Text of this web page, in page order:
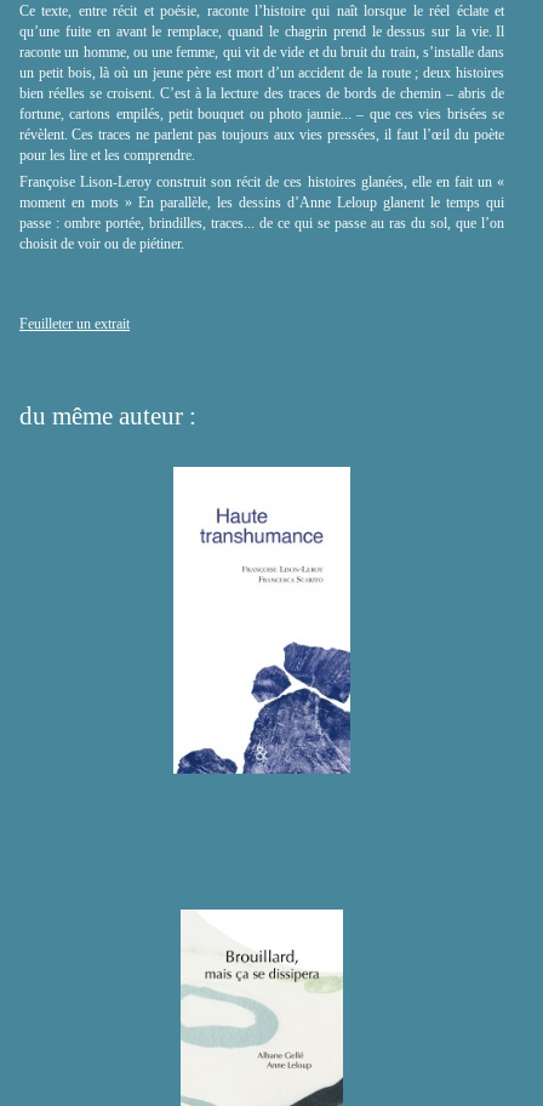
Ce texte, entre récit et poésie, raconte l’histoire qui naît lorsque le réel éclate et
qu’une fuite en avant le remplace, quand le chagrin prend le dessus sur la vie. Il
raconte un homme, ou une femme, qui vit de vide et du bruit du train, s’installe dans
un petit bois, là où un jeune père est mort d’un accident de la route ; deux histoires
bien réelles se croisent. C’est à la lecture des traces de bords de chemin – abris de
fortune, cartons empilés, petit bouquet ou photo jaunie... – que ces vies brisées se
révèlent. Ces traces ne parlent pas toujours aux vies pressées, il faut l’œil du poète
pour les lire et les comprendre.
Françoise Lison-Leroy construit son récit de ces histoires glanées, elle en fait un «
moment en mots » En parallèle, les dessins d’Anne Leloup glanent le temps qui
passe : ombre portée, brindilles, traces... de ce qui se passe au ras du sol, que l’on
choisit de voir ou de piétiner.
Feuilleter un extrait
du même auteur :